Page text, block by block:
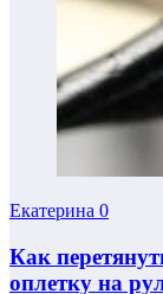
Екатерина 0
Как
оплетку на